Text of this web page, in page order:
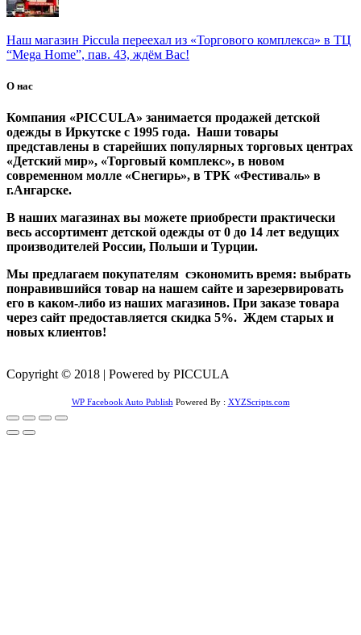
Наш магазин Piccula переехал из «Торгового комплекса» в ТЦ
“Mega Home”, пав. 43, ждём Вас!
О нас
Компания «PICCULA» занимается продажей детской
одежды в Иркутске с 1995 года. Наши товары
представлены в старейших популярных торговых центрах
«Детский мир», «Торговый комплекс», в новом
современном молле «Снегирь», в ТРК «Фестиваль» в
г.Ангарске.
В наших магазинах вы можете приобрести практически
весь ассортимент детской одежды от 0 до 14 лет ведущих
производителей России, Польши и Турции.
Мы предлагаем покупателям сэкономить время: выбрать
понравившийся товар на нашем сайте и зарезервировать
его в каком-либо из наших магазинов. При заказе товара
через сайт предоставляется скидка 5%. Ждем старых и
новых клиентов!
Copyright © 2018 | Powered by PICCULA
WP Facebook Auto Publish Powered By : XYZScripts.com